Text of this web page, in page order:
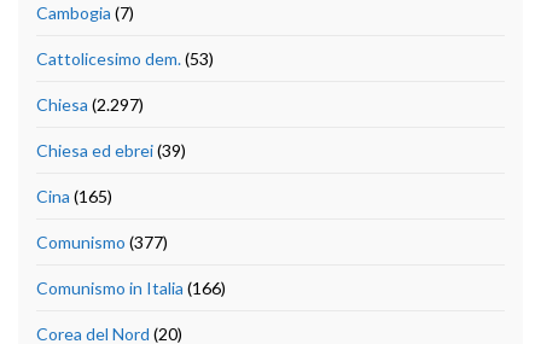
Cambogia (7)
Cattolicesimo dem.(53)
Chiesa (2.297)
Chiesa ed ebrei(39)
Cina (165)
Comunismo (377)
Comunismo in Italia (166)
Corea del Nord (20)